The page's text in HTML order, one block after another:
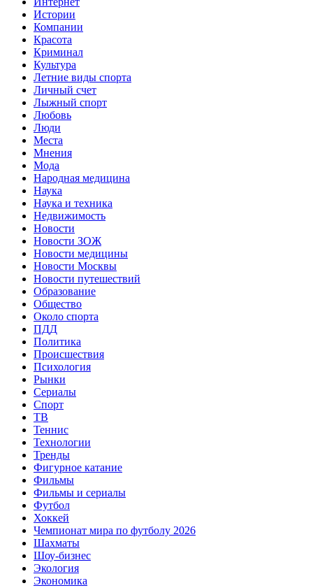
Истории
Компании
Красота
Криминал
Культура
Летние виды спорта
Личный счет
Лыжный спорт
Любовь
Люди
Места
Мнения
Мода
Народная медицина
Наука
Наука и техника
Недвижимость
Новости
Новости ЗОЖ
Новости медицины
Новости Москвы
Новости путешествий
Образование
Общество
Около спорта
ПДД
Политика
Происшествия
Психология
Рынки
Сериалы
Спорт
ТВ
Теннис
Технологии
Тренды
Фигурное катание
Фильмы
Фильмы и сериалы
Футбол
Хоккей
Чемпионат мира по футболу 2026
Шахматы
Шоу-бизнес
Экология
Экономика